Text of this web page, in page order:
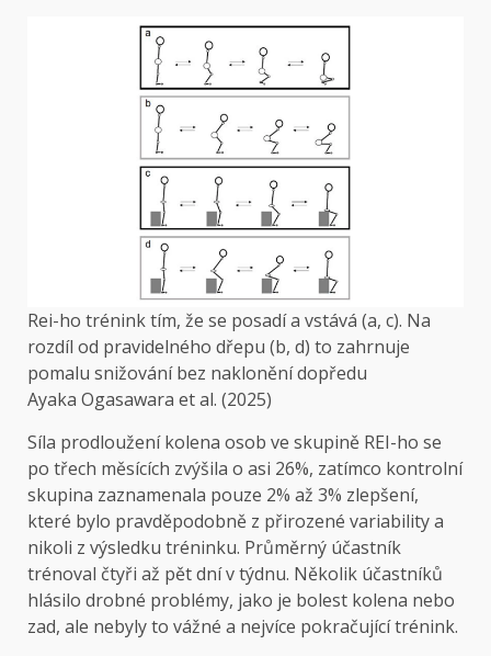
Rei-ho trénink tím, že se posadí a vstává (a, c). Na
rozdíl od pravidelného dřepu (b, d) to zahrnuje
pomalu snižování bez naklonění dopředu
Ayaka Ogasawara et al. (2025)
Síla prodloužení kolena osob ve skupině REI-ho se
po třech měsících zvýšila o asi 26%, zatímco kontrolní
skupina zaznamenala pouze 2% až 3% zlepšení,
které bylo pravděpodobně z přirozené variability a
nikoli z výsledku tréninku. Průměrný účastník
trénoval čtyři až pět dní v týdnu. Několik účastníků
hlásilo drobné problémy, jako je bolest kolena nebo
zad, ale nebyly to vážné a nejvíce pokračující trénink.